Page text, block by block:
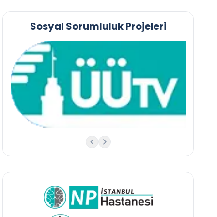
Sosyal Sorumluluk Projeleri